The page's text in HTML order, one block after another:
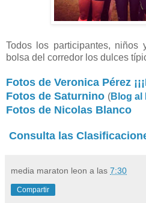
Todos los participantes, niños
bolsa del corredor los dulces
Fotos de Veronica Pérez
Fotos de Saturnino (Blog al
Fotos de Nicolas Blanco
Consulta las
media maraton leon a las 7:30
Compartir